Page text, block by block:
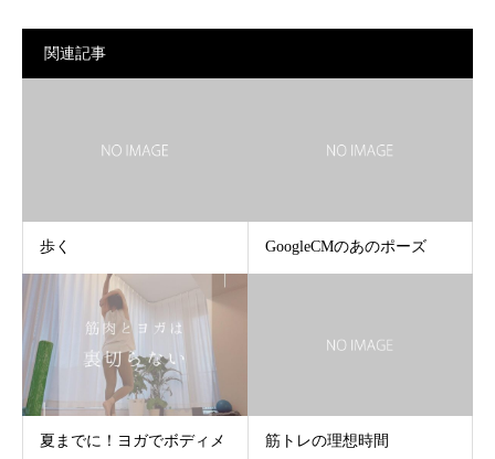
関連記事
歩く GoogleCMのあのポーズ
夏までに！ヨガでボディメ
筋トレの理想時間